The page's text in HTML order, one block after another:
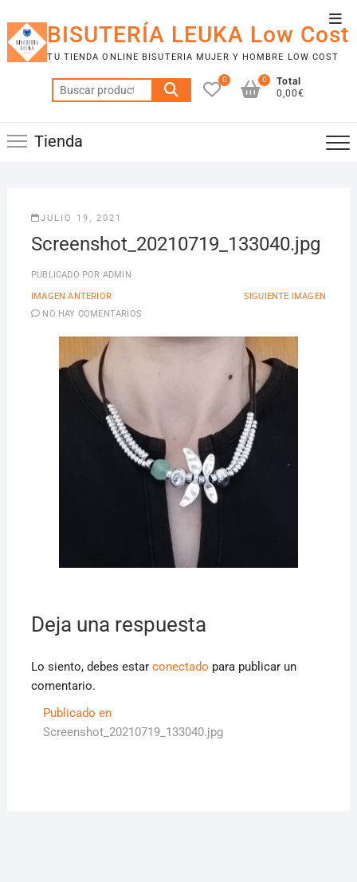
contenido
de
la
BISUTERÍA LEUKA Low Cost
TU TIENDA ONLINE BISUTERIA MUJER Y HOMBRE LOW COST
Buscar
por:
0
Total
0,00€
0
Tienda
JULIO 19, 2021
Screenshot_20210719_133040.jpg
PUBLICADO POR ADMIN
IMAGEN ANTERIOR
SIGUIENTE IMAGEN
NO HAY COMENTARIOS
Deja una respuesta
Lo siento, debes estar conectado para publicar un
comentario.
Navegación
de
Publicado en
Screenshot_20210719_133040.jpg